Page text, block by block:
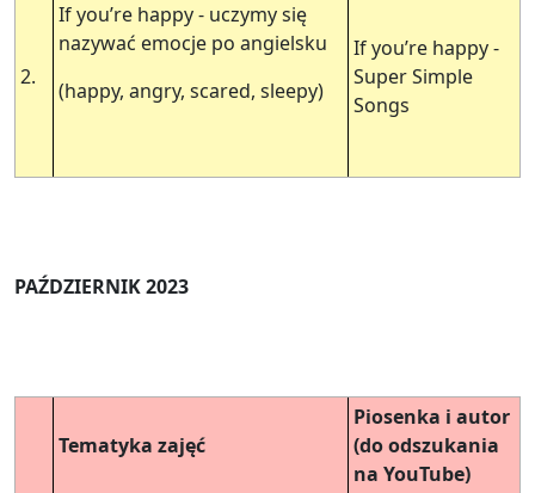
2.
If you’re happy - uczymy się
nazywać emocje po angielsku
(happy, angry, scared, sleepy)
If you’re happy -
Super Simple
Songs
PAŹDZIERNIK 2023
Tematyka zajęć
Piosenka i autor
(do odszukania
na YouTube)